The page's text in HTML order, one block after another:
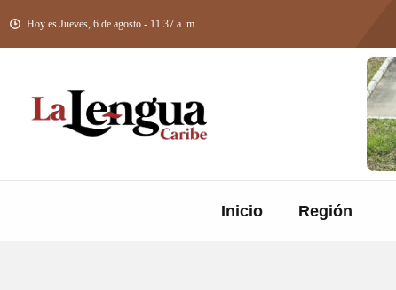
Hoy es Jueves, 6 de agosto - 11:37 a. m.
Inicio Región